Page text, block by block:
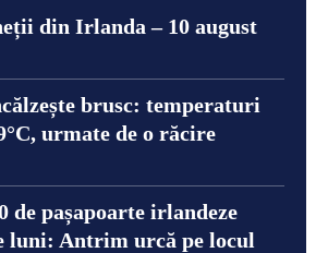
din Irlanda – 10 august
brusc: temperaturi
urmate de o răcire
de pașapoarte irlandeze
luni: Antrim urcă pe locul